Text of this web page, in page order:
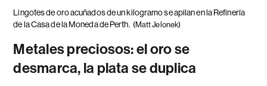
Lingotes de oro acuñados de un kilogramo se apilan en la Refinería
de la Casa de la Moneda de Perth. (Matt Jelonek)
Metales preciosos: el oro se
desmarca, la plata se duplica